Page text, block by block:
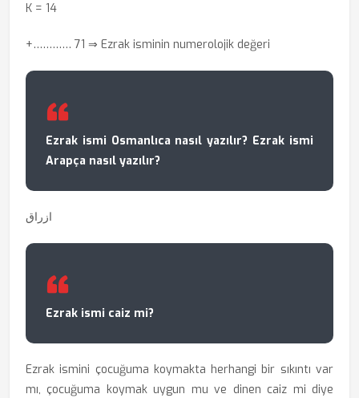
K = 14
+………… 71 ⇒ Ezrak isminin numerolojik değeri
Ezrak ismi Osmanlıca nasıl yazılır? Ezrak ismi
Arapça nasıl yazılır?
ازراق
Ezrak ismi caiz mi?
Ezrak ismini çocuğuma koymakta herhangi bir sıkıntı var
mı, çocuğuma koymak uygun mu ve dinen caiz mi diye